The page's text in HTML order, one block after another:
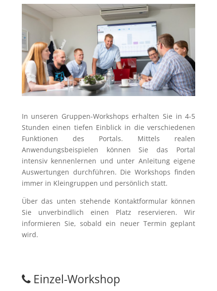
In unseren Gruppen-Workshops erhalten Sie in 4-5
Stunden einen tiefen Einblick in die verschiedenen
Funktionen des Portals. Mittels realen
Anwendungsbeispielen können Sie das Portal
intensiv kennenlernen und unter Anleitung eigene
Auswertungen durchführen. Die Workshops finden
immer in Kleingruppen und persönlich statt.
Über das unten stehende Kontaktformular können
Sie unverbindlich einen Platz reservieren. Wir
informieren Sie, sobald ein neuer Termin geplant
wird.
Einzel-Workshop